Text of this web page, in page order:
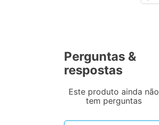
Perguntas &
respostas
Este produto ainda não
tem perguntas